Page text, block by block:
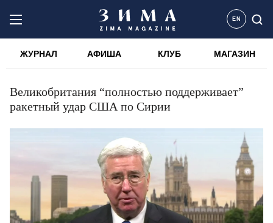
EN
ЖУРНАЛ АФИША КЛУБ МАГАЗИН
Великобритания “полностью поддерживает”
ракетный удар США по Сирии